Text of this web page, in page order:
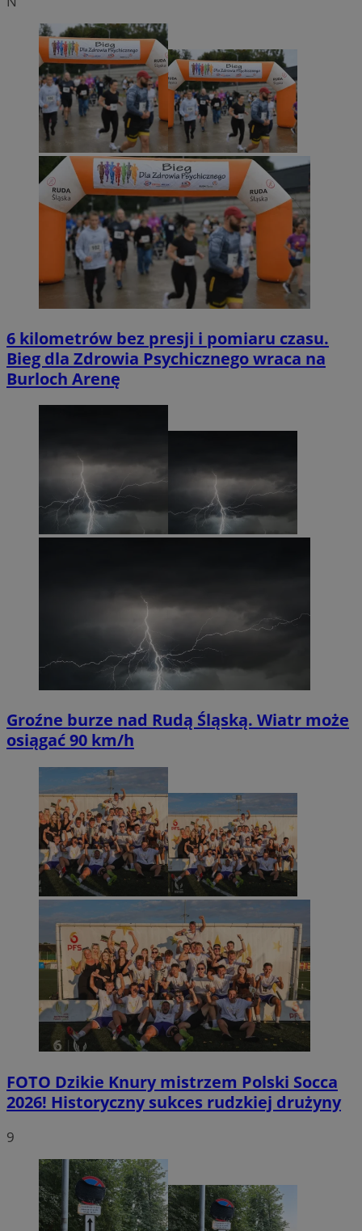
6 kilometrów bez presji i pomiaru czasu.
Bieg dla Zdrowia Psychicznego wraca na
Burloch Arenę
Groźne burze nad Rudą Śląską. Wiatr może
osiągać 90 km/h
FOTO Dzikie Knury mistrzem Polski Socca
2026! Historyczny sukces rudzkiej drużyny
9